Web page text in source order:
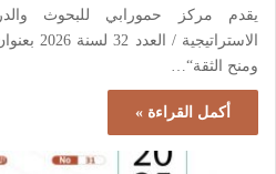
يقدم مركز حمورابي للبحوث
ومنح الثقة“…
أكمل القراءة »